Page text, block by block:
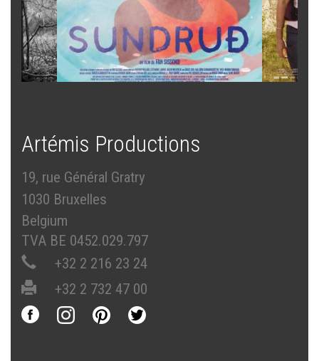
Artémis Productions
19, rue Général Gratry
1030 Bruxelles
Belgium
TVA BE 0452.029.797
+32 2 216 23 24
+32 2 732 47 00